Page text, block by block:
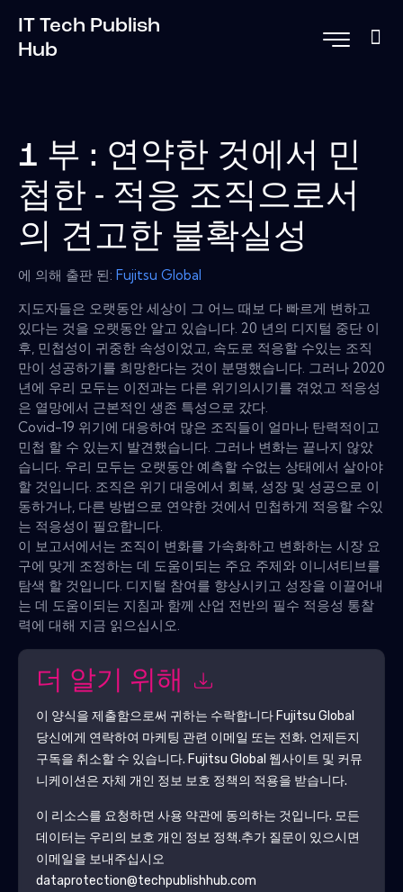
IT Tech Publish
Hub
1 부 : 연약한 것에서 민
첩한 - 적응 조직으로서
의 견고한 불확실성
에 의해 출판 된: Fujitsu Global
지도자들은 오랫동안 세상이 그 어느 때보 다 빠르게 변하고
있다는 것을 오랫동안 알고 있습니다. 20 년의 디지털 중단 이
후, 민첩성이 귀중한 속성이었고, 속도로 적응할 수있는 조직
만이 성공하기를 희망한다는 것이 분명했습니다. 그러나 2020
년에 우리 모두는 이전과는 다른 위기의시기를 겪었고 적응성
은 열망에서 근본적인 생존 특성으로 갔다.
Covid-19 위기에 대응하여 많은 조직들이 얼마나 탄력적이고
민첩 할 수 있는지 발견했습니다. 그러나 변화는 끝나지 않았
습니다. 우리 모두는 오랫동안 예측할 수없는 상태에서 살아야
할 것입니다. 조직은 위기 대응에서 회복, 성장 및 성공으로 이
동하거나, 다른 방법으로 연약한 것에서 민첩하게 적응할 수있
는 적응성이 필요합니다.
이 보고서에서는 조직이 변화를 가속화하고 변화하는 시장 요
구에 맞게 조정하는 데 도움이되는 주요 주제와 이니셔티브를
탐색 할 것입니다. 디지털 참여를 향상시키고 성장을 이끌어내
는 데 도움이되는 지침과 함께 산업 전반의 필수 적응성 통찰
력에 대해 지금 읽으십시오.
더 알기 위해
이 양식을 제출함으로써 귀하는 수락합니다 Fujitsu Global
당신에게 연락하여 마케팅 관련 이메일 또는 전화. 언제든지
구독을 취소할 수 있습니다. Fujitsu Global 웹사이트 및 커뮤
니케이션은 자체 개인 정보 보호 정책의 적용을 받습니다.
이 리소스를 요청하면 사용 약관에 동의하는 것입니다. 모든
데이터는 우리의 보호 개인 정보 정책.추가 질문이 있으시면
이메일을 보내주십시오
dataprotection@techpublishhub.com